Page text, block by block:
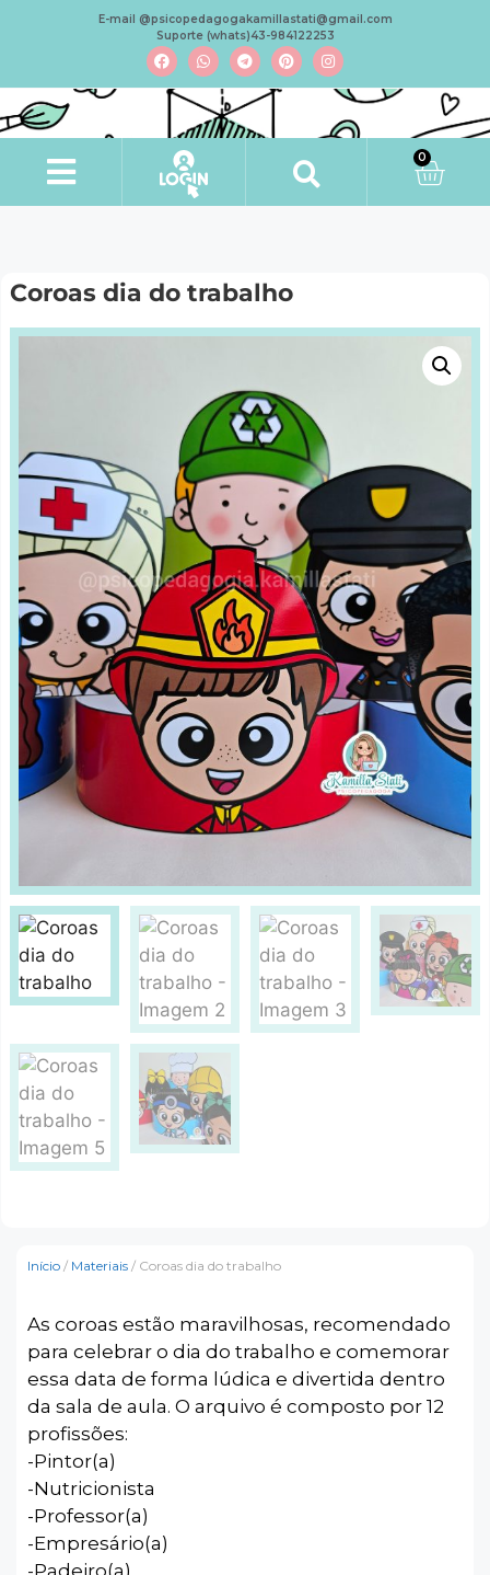
E-mail @psicopedagogakamillastati@gmail.com
Suporte (whats)43-984122253
0
Coroas dia do trabalho
Início / Materiais / Coroas dia do trabalho
As coroas estão maravilhosas, recomendado
para celebrar o dia do trabalho e comemorar
essa data de forma lúdica e divertida dentro
da sala de aula. O arquivo é composto por 12
profissões:
-Pintor(a)
-Nutricionista
-Professor(a)
-Empresário(a)
-Padeiro(a)